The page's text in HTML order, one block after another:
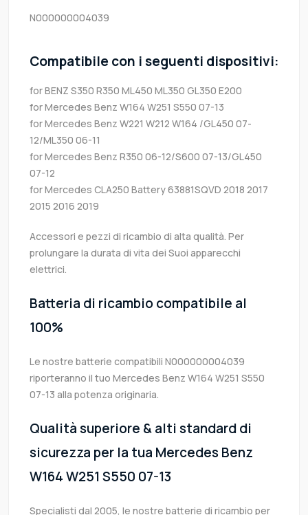
N000000004039
Compatibile con i seguenti dispositivi:
for BENZ S350 R350 ML450 ML350 GL350 E200
for Mercedes Benz W164 W251 S550 07-13
for Mercedes Benz W221 W212 W164 /GL450 07-
12/ML350 06-11
for Mercedes Benz R350 06-12/S600 07-13/GL450
07-12
for Mercedes CLA250 Battery 63881SQVD 2018 2017
2015 2016 2019
Accessori e pezzi di ricambio di alta qualità. Per
prolungare la durata di vita dei Suoi apparecchi
elettrici.
Batteria di ricambio compatibile al
100%
Le nostre batterie compatibili N000000004039
riporteranno il tuo Mercedes Benz W164 W251 S550
07-13 alla potenza originaria.
Qualità superiore & alti standard di
sicurezza per la tua Mercedes Benz
W164 W251 S550 07-13
Specialisti dal 2005, le nostre batterie di ricambio per